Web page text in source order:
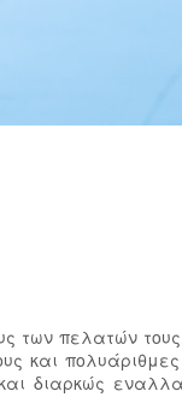
των πελατών
και
διαρκώς